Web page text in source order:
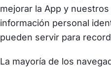
mejorar la App y
información personal
pueden servir para
La mayoría de los